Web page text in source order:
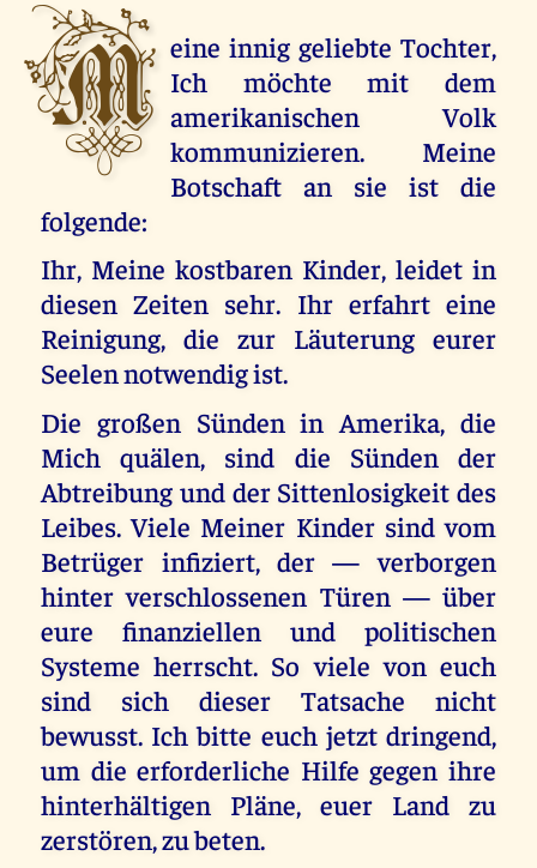
M eine innig geliebte Tochter,
Ich möchte mit dem
amerikanischen Volk
kommunizieren. Meine
Botschaft an sie ist die
folgende:
Ihr, Meine kostbaren Kinder, leidet in
diesen Zeiten sehr. Ihr erfahrt eine
Reinigung, die zur Läuterung eurer
Seelen notwendig ist.
Die großen Sünden in Amerika, die
Mich quälen, sind die Sünden der
Abtreibung und der Sittenlosigkeit des
Leibes. Viele Meiner Kinder sind vom
Betrüger infiziert, der — verborgen
hinter verschlossenen Türen — über
eure finanziellen und politischen
Systeme herrscht. So viele von euch
sind sich dieser Tatsache nicht
bewusst. Ich bitte euch jetzt dringend,
um die erforderliche Hilfe gegen ihre
hinterhältigen Pläne, euer Land zu
zerstören, zu beten.